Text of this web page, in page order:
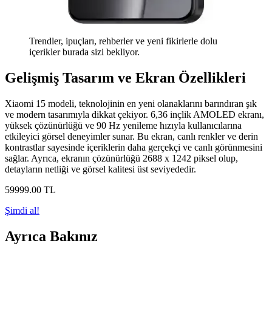
Trendler, ipuçları, rehberler ve yeni fikirlerle dolu
içerikler burada sizi bekliyor.
Gelişmiş Tasarım ve Ekran Özellikleri
Xiaomi 15 modeli, teknolojinin en yeni olanaklarını barındıran şık
ve modern tasarımıyla dikkat çekiyor. 6,36 inçlik AMOLED ekranı,
yüksek çözünürlüğü ve 90 Hz yenileme hızıyla kullanıcılarına
etkileyici görsel deneyimler sunar. Bu ekran, canlı renkler ve derin
kontrastlar sayesinde içeriklerin daha gerçekçi ve canlı görünmesini
sağlar. Ayrıca, ekranın çözünürlüğü 2688 x 1242 piksel olup,
detayların netliği ve görsel kalitesi üst seviyededir.
59999.00 TL
Şimdi al!
Ayrıca Bakınız